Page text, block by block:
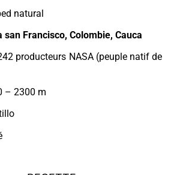
natural
san Francisco, Colombie, Cauca
producteurs NASA (peuple natif de
– 2300 m